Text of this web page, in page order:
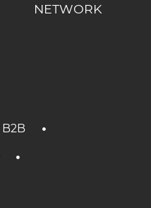
NETWORK
B2B